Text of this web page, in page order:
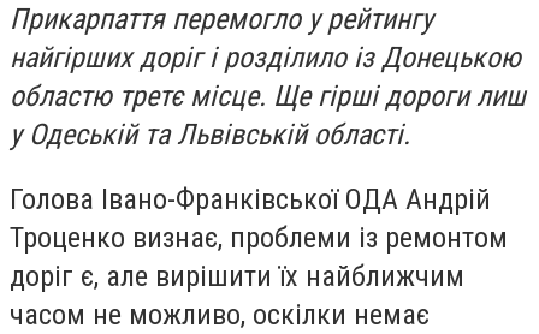
Прикарпаття перемогло у рейтингу
найгірших доріг і розділило із Донецькою
областю третє місце. Ще гірші дороги лиш
у Одеській та Львівській області.
Голова Івано-Франківської ОДА Андрій
Троценко визнає, проблеми із ремонтом
доріг є, але вирішити їх найближчим
часом не можливо, оскілки немає